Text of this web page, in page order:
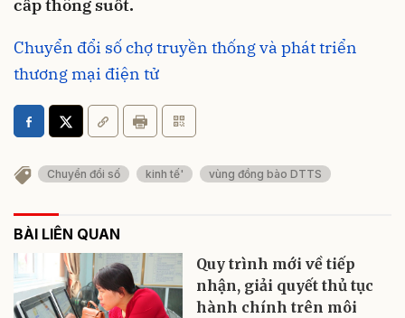
cấp thông suốt.
Chuyển đổi số chợ truyền thống và phát triển
thương mại điện tử
Chuyển đổi số kinh tế' vùng đồng bào DTTS
BÀI LIÊN QUAN
Quy trình mới về tiếp
nhận, giải quyết thủ tục
hành chính trên môi